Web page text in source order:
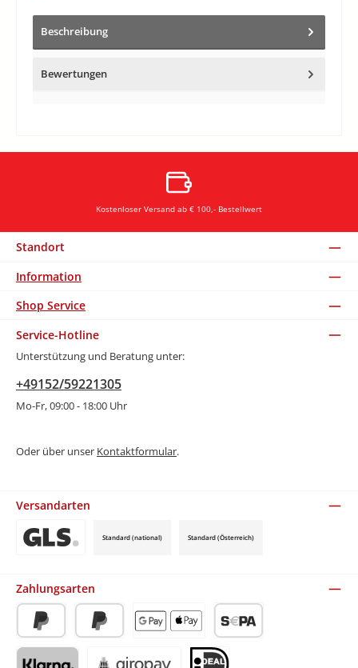
Beschreibung
Bewertungen
Kostenloser Versand ab € 100,- Bestellwert
Standort
Information
Shop Service
Service-Hotline
Unterstützung und Beratung unter:
+49152/59221305
Mo-Fr, 09:00 - 18:00 Uhr
Oder über unser Kontaktformular.
Versandarten
Standard (national) Standard (Österreich)
Zahlungsarten
PayPal Später BezahlenApple Pay / Google Pay (via Stripe)
SEPA-Lastschrift (via Stripe)